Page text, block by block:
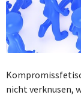
nicht verknusen,